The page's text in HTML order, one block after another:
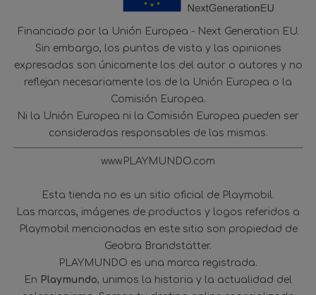
Financiado por la Unión Europea - Next Generation EU.
Sin embargo, los puntos de vista y las opiniones
expresadas son únicamente los del autor o autores y no
reflejan necesariamente los de la Unión Europea o la
Comisión Europea.
Ni la Unión Europea ni la Comisión Europea pueden ser
consideradas responsables de las mismas.
www.PLAYMUNDO.com
Esta tienda no es un sitio oficial de Playmobil.
Las marcas, imágenes de productos y logos referidos a
Playmobil mencionadas en este sitio son propiedad de
Geobra Brandstätter.
PLAYMUNDO es una marca registrada.
En Playmundo, unimos la historia y la actualidad del